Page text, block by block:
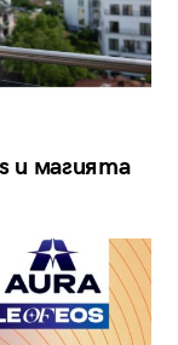
и магията